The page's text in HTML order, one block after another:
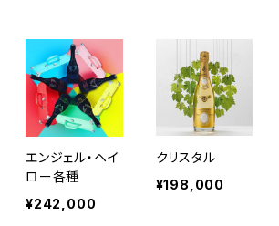
エンジェル・ヘイ
ロー各種
¥242,000
クリスタル
¥198,000